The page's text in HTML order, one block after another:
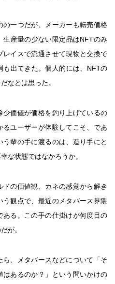
の一つだが、メーカーも転売価格
生産量の少ない限定品はNFTのみ
レイスで流通させて現物と交換で
も出てきた。個人的には、NFTの
なとは思った。
少価値が価格を釣り上げているの
ユーザーが体験してこそ、であ
輩の手に渡るのは、造り手にと
な状態ではなかろうか。
の価値観、カネの感覚から解き
観点で、最近のメタバース界隈
る。この手の仕掛けが何度目の
が。
ら、メタバースなどについて「そ
はあるのか？」という問いかけの